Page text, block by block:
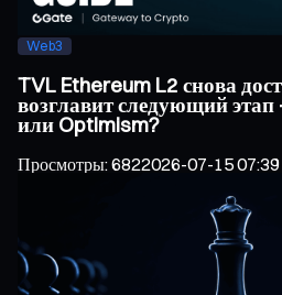
Web3
TVL Ethereum L2 снова
возглавит следующий
или Optimism?
Просмотры:6822026-07-15 07:39